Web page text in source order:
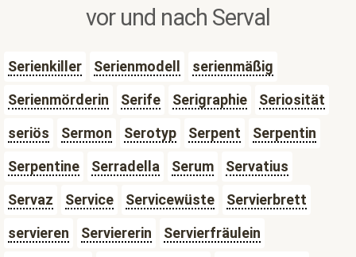
vor und nach Serval
Serienkiller Serienmodell
serienmäßig
Serienmörderin
Serife Serigraphie
Seriosität
seriös
Sermon Serotyp Serpent
Serpentin
Serpentine
Serradella Serum
Servatius
Servaz
Service Servicewüste
Servierbrett
servieren
Serviererin
Servierfräulein